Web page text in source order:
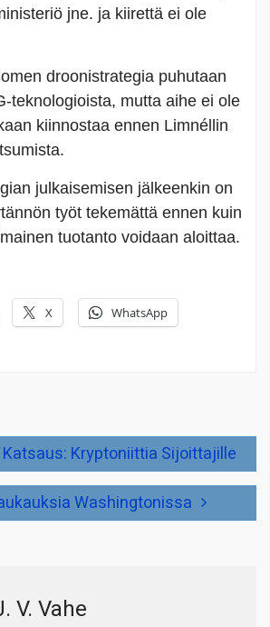
jne. ja kiirettä ei ole
droonistrategia puhutaan
teknologioista, mutta aihe ei ole
kiinnostaa ennen Limnéllin
julkaisemisen jälkeenkin on
työt tekemättä ennen kuin
tuotanto voidaan aloittaa.
X WhatsApp
Kryptoniittia Sijoittajille
Washingtonissa
V. Vahe